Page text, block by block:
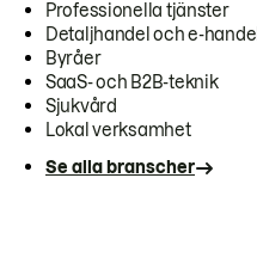
Professionella tjänster
Detaljhandel och e-handel
Byråer
SaaS- och B2B-teknik
Sjukvård
Lokal verksamhet
Se alla branscher